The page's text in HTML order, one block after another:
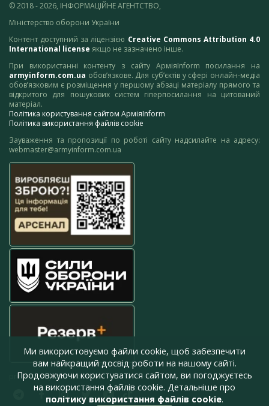
© 2018 - 2026, ІНФОРМАЦІЙНЕ АГЕНТСТВО,
Міністерство оборони України
Контент доступний за ліцензією Creative Commons Attribution 4.0
International license якщо не зазначено інше.
При використанні контенту з сайту АрміяInform посилання на
armyinform.com.ua обов’язкове. Для суб’єктів у сфері онлайн-медіа
обов’язковим є розміщення у першому абзаці матеріалу прямого та
відкритого для пошукових систем гіперпосилання на цитований
матеріал.
Політика користування сайтом АрміяInform
Політика використання файлів cookie
Зауваження та пропозиції по роботі сайту надсилайте на адресу:
webmaster@armyinform.com.ua
press@armyinform.com.ua
Ми використовуємо файли cookie, щоб забезпечити
вам найкращий досвід роботи на нашому сайті.
Продовжуючи користуватися сайтом, ви погоджуєтесь
на використання файлів cookie. Детальніше про
політику використання файлів cookie.